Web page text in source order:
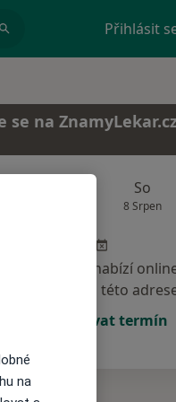
Přihlásit
se na ZnamyLekar.cz
So
8 Srpen
specialista nenabízí
termínu na této
Rezervovat termín
na